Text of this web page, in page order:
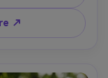
la lumière
↗